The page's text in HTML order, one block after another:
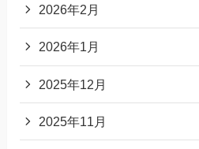
2026年2月
2026年1月
2025年12月
2025年11月